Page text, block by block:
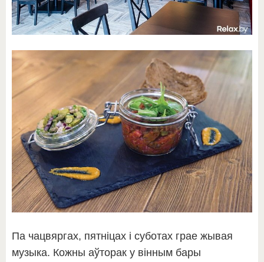
Па чацвяргах, пятніцах і суботах грае жывая
музыка. Кожны аўторак у вінным бары